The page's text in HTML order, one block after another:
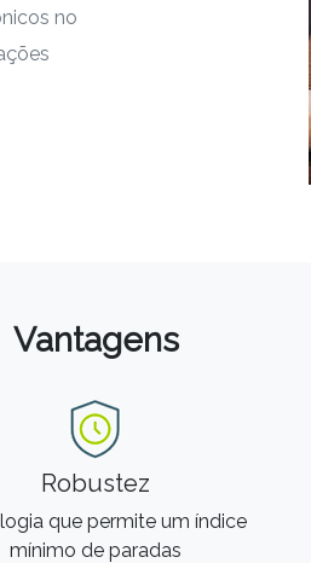
no
Vantagens
Robustez
que permite um índice
mínimo de paradas